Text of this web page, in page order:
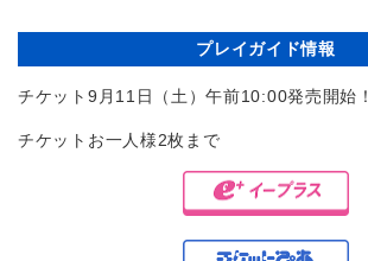
プレイガイド情報
チケット9月11日（土）午前10:00発売開始！
チケットお一人様2枚まで